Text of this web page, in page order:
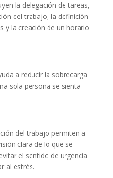
la delegación de tareas,
del trabajo, la definición
y la creación de un horario
a reducir la sobrecarga
sola persona se sienta
del trabajo permiten a
clara de lo que se
el sentido de urgencia
al estrés.